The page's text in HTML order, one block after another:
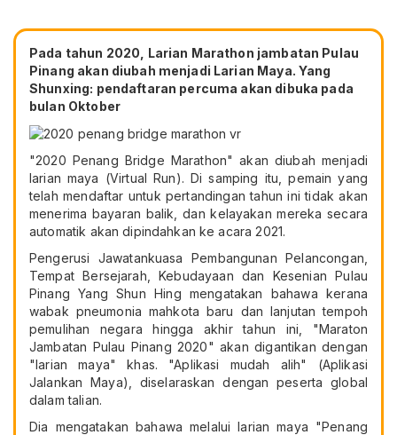
Pada tahun 2020, Larian Marathon jambatan Pulau
Pinang akan diubah menjadi Larian Maya. Yang
Shunxing: pendaftaran percuma akan dibuka pada
bulan Oktober
"2020 Penang Bridge Marathon" akan diubah menjadi
larian maya (Virtual Run). Di samping itu, pemain yang
telah mendaftar untuk pertandingan tahun ini tidak akan
menerima bayaran balik, dan kelayakan mereka secara
automatik akan dipindahkan ke acara 2021.
Pengerusi Jawatankuasa Pembangunan Pelancongan,
Tempat Bersejarah, Kebudayaan dan Kesenian Pulau
Pinang Yang Shun Hing mengatakan bahawa kerana
wabak pneumonia mahkota baru dan lanjutan tempoh
pemulihan negara hingga akhir tahun ini, "Maraton
Jambatan Pulau Pinang 2020" akan digantikan dengan
"larian maya" khas. "Aplikasi mudah alih" (Aplikasi
Jalankan Maya), diselaraskan dengan peserta global
dalam talian.
Dia mengatakan bahawa melalui larian maya "Penang